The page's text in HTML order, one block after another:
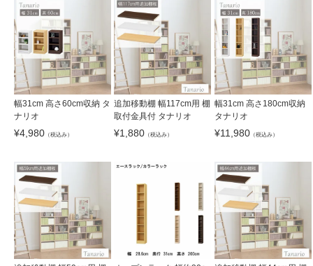
幅31cm 高さ60cm収納 タ
ナリオ
¥4,980 （税込み）
追加移動棚 幅117cm用 棚
取付金具付 タナリオ
¥1,880 （税込み）
幅31cm 高さ180cm収納
タナリオ
¥11,980（税込み）